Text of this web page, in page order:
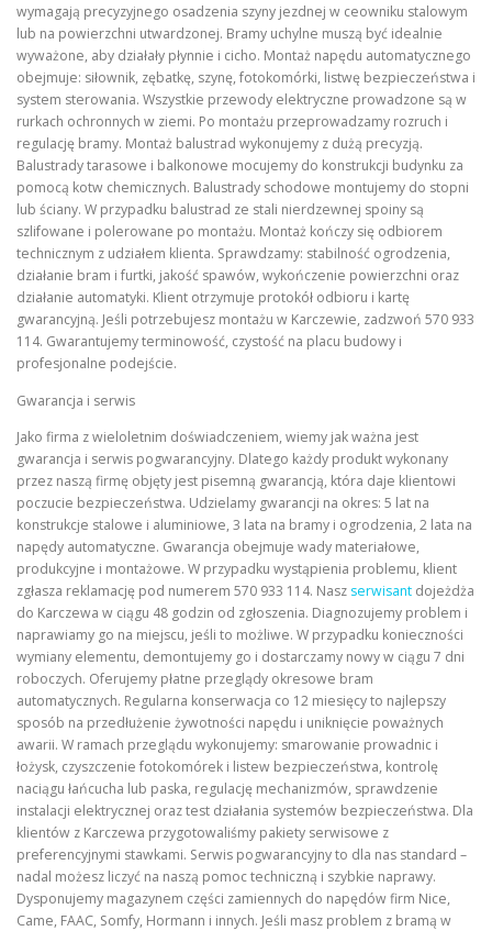
wymagają precyzyjnego osadzenia szyny jezdnej w ceowniku stalowym
lub na powierzchni utwardzonej. Bramy uchylne muszą być idealnie
wyważone, aby działały płynnie i cicho. Montaż napędu automatycznego
obejmuje: siłownik, zębatkę, szynę, fotokomórki, listwę bezpieczeństwa i
system sterowania. Wszystkie przewody elektryczne prowadzone są w
rurkach ochronnych w ziemi. Po montażu przeprowadzamy rozruch i
regulację bramy. Montaż balustrad wykonujemy z dużą precyzją.
Balustrady tarasowe i balkonowe mocujemy do konstrukcji budynku za
pomocą kotw chemicznych. Balustrady schodowe montujemy do stopni
lub ściany. W przypadku balustrad ze stali nierdzewnej spoiny są
szlifowane i polerowane po montażu. Montaż kończy się odbiorem
technicznym z udziałem klienta. Sprawdzamy: stabilność ogrodzenia,
działanie bram i furtki, jakość spawów, wykończenie powierzchni oraz
działanie automatyki. Klient otrzymuje protokół odbioru i kartę
gwarancyjną. Jeśli potrzebujesz montażu w Karczewie, zadzwoń 570 933
114. Gwarantujemy terminowość, czystość na placu budowy i
profesjonalne podejście.
Gwarancja i serwis
Jako firma z wieloletnim doświadczeniem, wiemy jak ważna jest
gwarancja i serwis pogwarancyjny. Dlatego każdy produkt wykonany
przez naszą firmę objęty jest pisemną gwarancją, która daje klientowi
poczucie bezpieczeństwa. Udzielamy gwarancji na okres: 5 lat na
konstrukcje stalowe i aluminiowe, 3 lata na bramy i ogrodzenia, 2 lata na
napędy automatyczne. Gwarancja obejmuje wady materiałowe,
produkcyjne i montażowe. W przypadku wystąpienia problemu, klient
zgłasza reklamację pod numerem 570 933 114. Nasz serwisant dojeżdża
do Karczewa w ciągu 48 godzin od zgłoszenia. Diagnozujemy problem i
naprawiamy go na miejscu, jeśli to możliwe. W przypadku konieczności
wymiany elementu, demontujemy go i dostarczamy nowy w ciągu 7 dni
roboczych. Oferujemy płatne przeglądy okresowe bram
automatycznych. Regularna konserwacja co 12 miesięcy to najlepszy
sposób na przedłużenie żywotności napędu i uniknięcie poważnych
awarii. W ramach przeglądu wykonujemy: smarowanie prowadnic i
łożysk, czyszczenie fotokomórek i listew bezpieczeństwa, kontrolę
naciągu łańcucha lub paska, regulację mechanizmów, sprawdzenie
instalacji elektrycznej oraz test działania systemów bezpieczeństwa. Dla
klientów z Karczewa przygotowaliśmy pakiety serwisowe z
preferencyjnymi stawkami. Serwis pogwarancyjny to dla nas standard –
nadal możesz liczyć na naszą pomoc techniczną i szybkie naprawy.
Dysponujemy magazynem części zamiennych do napędów firm Nice,
Came, FAAC, Somfy, Hormann i innych. Jeśli masz problem z bramą w